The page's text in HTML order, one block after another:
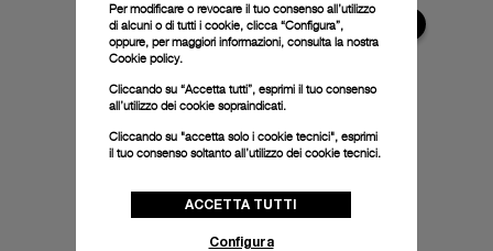
Per modificare o revocare il tuo consenso all’utilizzo
di alcuni o di tutti i cookie, clicca “Configura”,
oppure, per maggiori informazioni, consulta la nostra
Cookie policy.
Cliccando su “Accetta tutti”, esprimi il tuo consenso
all’utilizzo dei cookie sopraindicati.
Cliccando su "accetta solo i cookie tecnici", esprimi
il tuo consenso soltanto all’utilizzo dei cookie tecnici.
ACCETTA TUTTI
Configura